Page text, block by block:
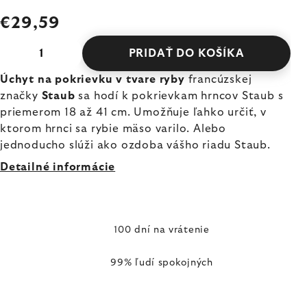
€29,59
PRIDAŤ DO KOŠÍKA
Úchyt na pokrievku v tvare ryby francúzskej
značky Staubsa hodí k pokrievkam hrncov Staub s
priemerom 18 až 41 cm. Umožňuje ľahko určiť, v
ktorom hrnci sa rybie mäso varilo. Alebo
jednoducho slúži ako ozdoba vášho riadu Staub.
Detailné informácie
100 dní na vrátenie
99% ľudí spokojných